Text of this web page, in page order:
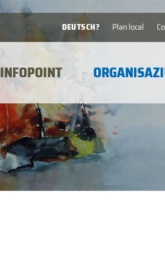
Plan local
DEUTSCH?
INFOPOINT